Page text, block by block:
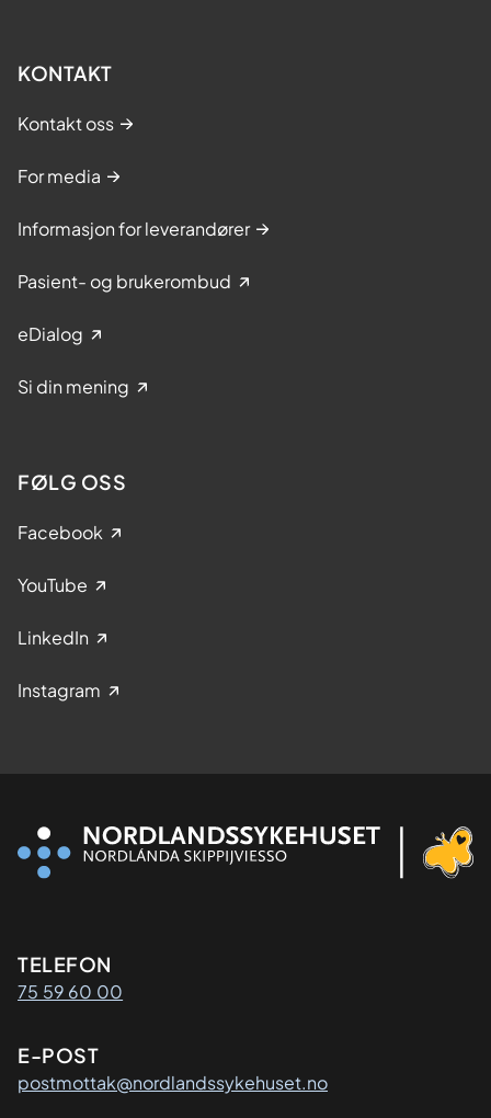
KONTAKT
Kontakt oss
For media
Informasjon for leverandører
Pasient- og brukerombud
eDialog
Si din mening
FØLG OSS
Facebook
YouTube
LinkedIn
Instagram
Kontaktinformasjon
TELEFON
75 59 60 00
E-POST
postmottak@nordlandssykehuset.no